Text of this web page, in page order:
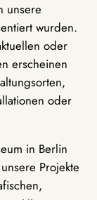
unsere
wurden.
oder
erscheinen
oder
in Berlin
Projekte